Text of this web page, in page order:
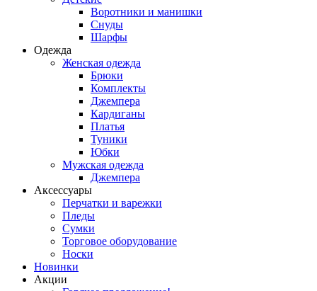
Воротники и манишки
Снуды
Шарфы
Одежда
Женская одежда
Брюки
Комплекты
Джемпера
Кардиганы
Платья
Туники
Юбки
Мужская одежда
Джемпера
Аксессуары
Перчатки и варежки
Пледы
Сумки
Торговое оборудование
Носки
Новинки
Акции